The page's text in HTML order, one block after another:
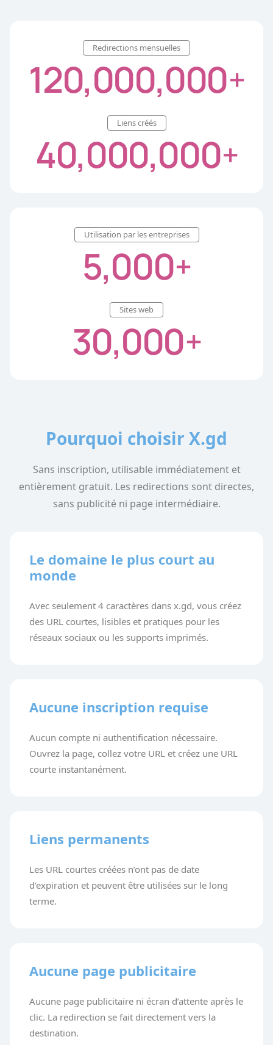
Redirections mensuelles
120,000,000+
Liens créés
40,000,000+
Utilisation par les entreprises
5,000+
Sites web
30,000+
Pourquoi choisir X.gd
Sans inscription, utilisable immédiatement et
entièrement gratuit. Les redirections sont directes,
sans publicité ni page intermédiaire.
Le domaine le plus court au
monde
Avec seulement 4 caractères dans x.gd, vous créez
des URL courtes, lisibles et pratiques pour les
réseaux sociaux ou les supports imprimés.
Aucune inscription requise
Aucun compte ni authentification nécessaire.
Ouvrez la page, collez votre URL et créez une URL
courte instantanément.
Liens permanents
Les URL courtes créées n’ont pas de date
d’expiration et peuvent être utilisées sur le long
terme.
Aucune page publicitaire
Aucune page publicitaire ni écran d’attente après le
clic. La redirection se fait directement vers la
destination.